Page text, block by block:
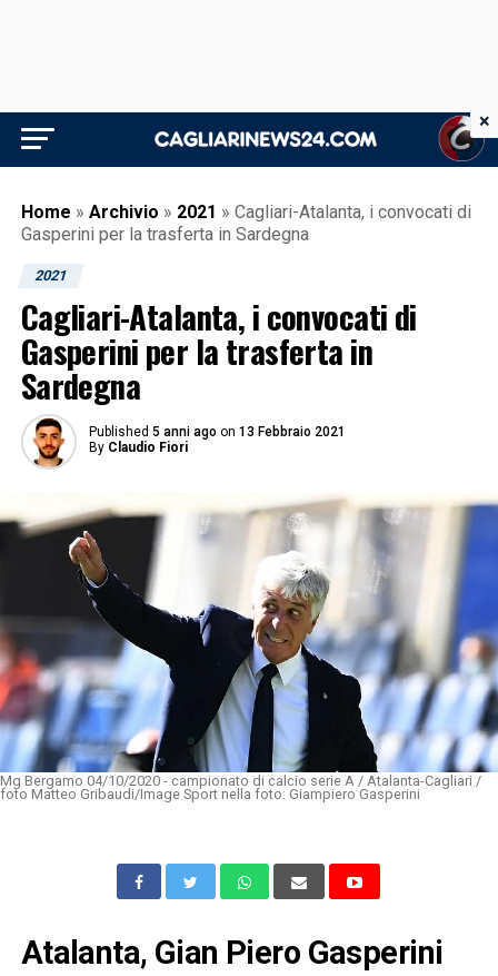
Home » Archivio » 2021 » Cagliari-Atalanta, i convocati di
Gasperini per la trasferta in Sardegna
2021
Cagliari-Atalanta, i convocati di
Gasperini per la trasferta in
Sardegna
Published 5 anni ago on 13 Febbraio 2021
By Claudio Fiori
Mg Bergamo 04/10/2020 - campionato di calcio serie A / Atalanta-Cagliari /
foto Matteo Gribaudi/Image Sport nella foto: Giampiero Gasperini
Atalanta, Gian Piero Gasperini
×